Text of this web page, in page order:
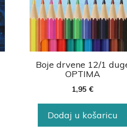
Boje drvene 12/1
OPTIMA
1,95€
Dodaj u košaricu